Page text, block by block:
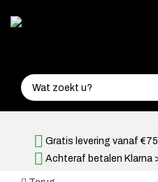
Gratis levering vanaf
Achteraf betalen Klarna